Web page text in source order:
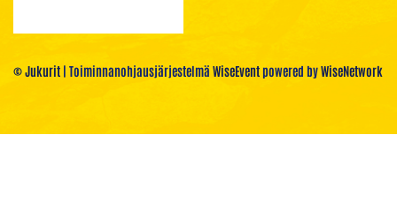
© Jukurit | Toiminnanohjausjärjestelmä WiseEventpowered byWiseNetwork